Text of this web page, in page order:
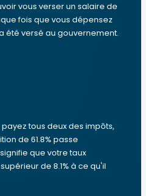
vous verser un salaire de
fois que vous dépensez
été versé au gouvernement.
tous deux des impôts,
de 61.8% passe
que votre taux
de 8.1% à ce qu'il